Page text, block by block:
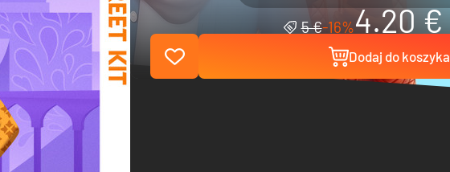
5 €-16%4.20 €
Dodaj do koszyka